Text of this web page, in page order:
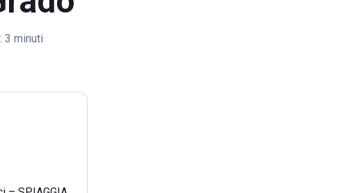
3 minuti